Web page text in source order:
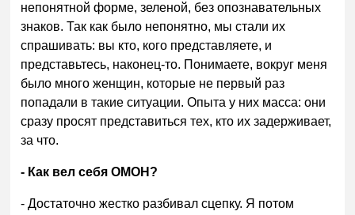
непонятной форме, зеленой, без опознавательных
знаков. Так как было непонятно, мы стали их
спрашивать: вы кто, кого представляете, и
представьтесь, наконец-то. Понимаете, вокруг меня
было много женщин, которые не первый раз
попадали в такие ситуации. Опыта у них масса: они
сразу просят представиться тех, кто их задерживает,
за что.
- Как вел себя ОМОН?
- Достаточно жестко разбивал сцепку. Я потом